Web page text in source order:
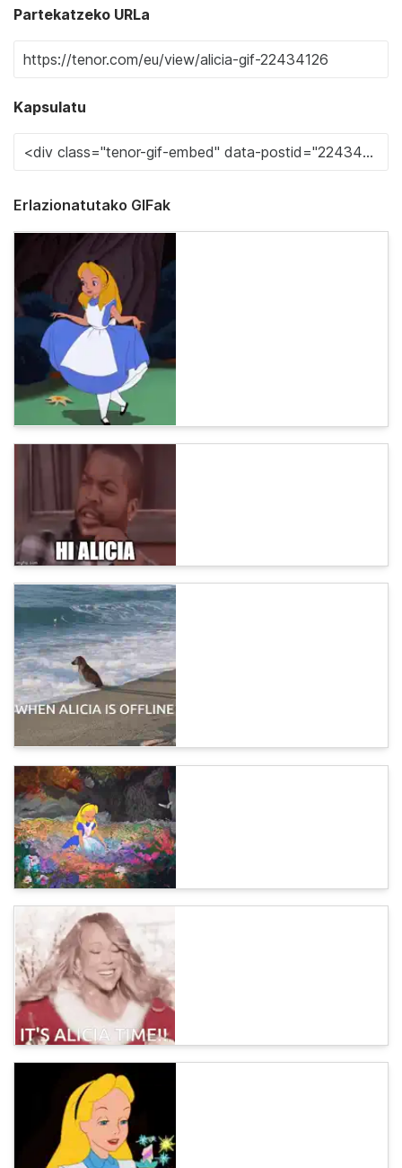
Partekatzeko URLa
Kapsulatu
Erlazionatutako GIFak